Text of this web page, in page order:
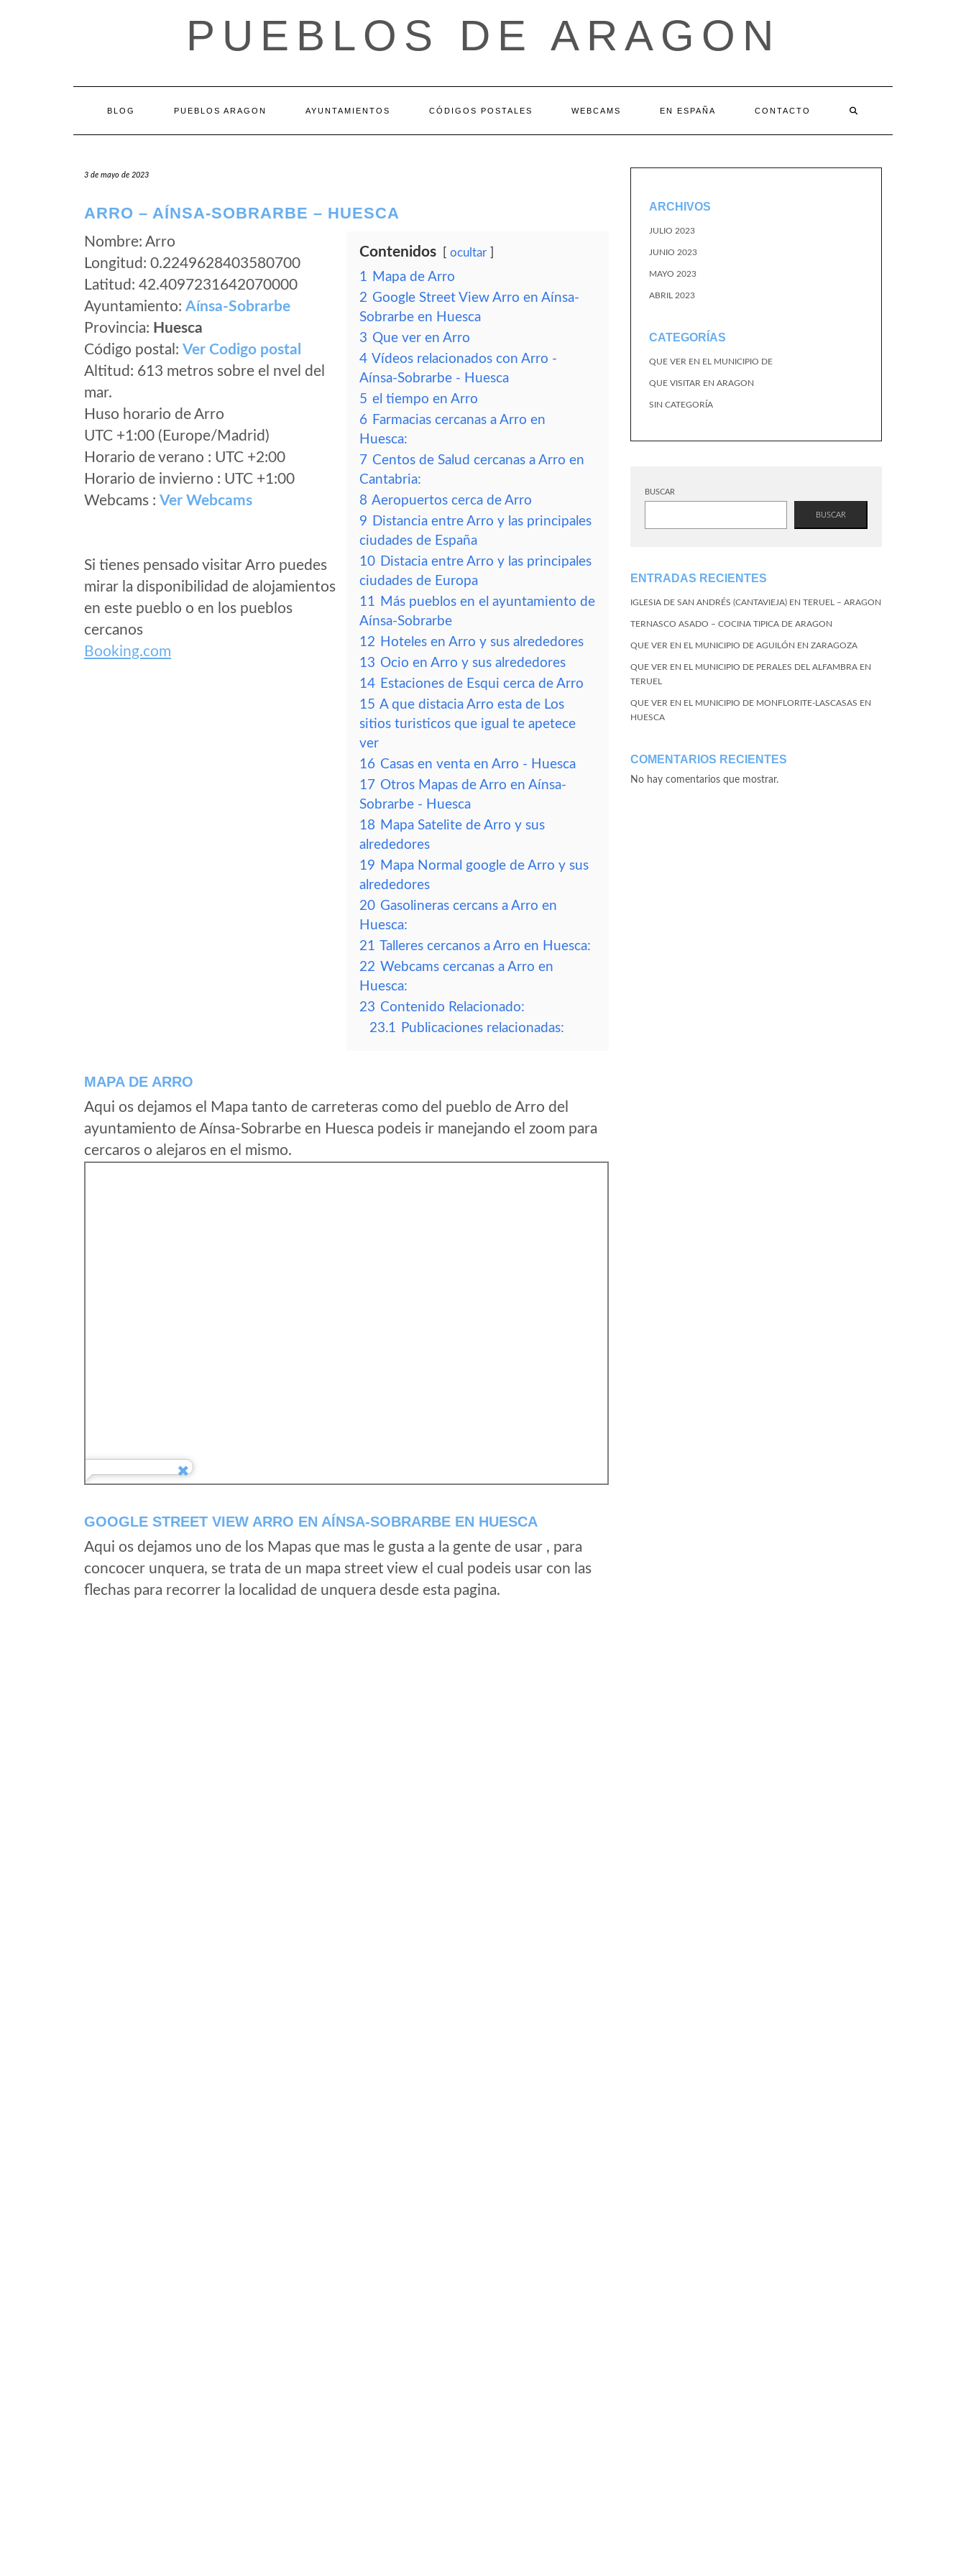
PUEBLOS DE ARAGON
BLOG PUEBLOS ARAGON AYUNTAMIENTOS CÓDIGOS POSTALES WEBCAMS EN ESPAÑA CONTACTO
3 de mayo de 2023
ARRO – AÍNSA-SOBRARBE – HUESCA
Nombre: Arro
Longitud: 0.2249628403580700
Latitud: 42.4097231642070000
Ayuntamiento: Aínsa-Sobrarbe
Provincia: Huesca
Código postal: Ver Codigo postal
Altitud: 613 metros sobre el nvel del
mar.
Huso horario de Arro
UTC +1:00 (Europe/Madrid)
Horario de verano : UTC +2:00
Horario de invierno : UTC +1:00
Webcams : Ver Webcams
Si tienes pensado visitar Arro puedes
mirar la disponibilidad de alojamientos
en este pueblo o en los pueblos
cercanos
Booking.com
Contenidos ocultar
1 Mapa de Arro
2 Google Street View Arro en Aínsa-
Sobrarbe en Huesca
3 Que ver en Arro
4 Vídeos relacionados con Arro -
Aínsa-Sobrarbe - Huesca
5 el tiempo en Arro
6 Farmacias cercanas a Arro en
Huesca:
7 Centos de Salud cercanas a Arro en
Cantabria:
8 Aeropuertos cerca de Arro
9 Distancia entre Arro y las principales
ciudades de España
10 Distacia entre Arro y las principales
ciudades de Europa
11 Más pueblos en el ayuntamiento de
Aínsa-Sobrarbe
12 Hoteles en Arro y sus alrededores
13 Ocio en Arro y sus alrededores
14 Estaciones de Esqui cerca de Arro
15 A que distacia Arro esta de Los
sitios turisticos que igual te apetece
ver
16 Casas en venta en Arro - Huesca
17 Otros Mapas de Arro en Aínsa-
Sobrarbe - Huesca
18 Mapa Satelite de Arro y sus
alrededores
19 Mapa Normal google de Arro y sus
alrededores
20 Gasolineras cercans a Arro en
Huesca:
21 Talleres cercanos a Arro en Huesca:
22 Webcams cercanas a Arro en
Huesca:
23 Contenido Relacionado:
23.1 Publicaciones relacionadas:
MAPA DE ARRO
Aqui os dejamos el Mapa tanto de carreteras como del pueblo de Arro del
ayuntamiento de Aínsa-Sobrarbe en Huesca podeis ir manejando el zoom para
cercaros o alejaros en el mismo.
GOOGLE STREET VIEW ARRO EN AÍNSA-SOBRARBE EN HUESCA
Aqui os dejamos uno de los Mapas que mas le gusta a la gente de usar , para
concocer unquera, se trata de un mapa street view el cual podeis usar con las
flechas para recorrer la localidad de unquera desde esta pagina.
ARCHIVOS
JULIO 2023
JUNIO 2023
MAYO 2023
ABRIL 2023
CATEGORÍAS
QUE VER EN EL MUNICIPIO DE
QUE VISITAR EN ARAGON
SIN CATEGORÍA
BUSCAR
BUSCAR
ENTRADAS RECIENTES
IGLESIA DE SAN ANDRÉS (CANTAVIEJA) EN TERUEL – ARAGON
TERNASCO ASADO – COCINA TIPICA DE ARAGON
QUE VER EN EL MUNICIPIO DE AGUILÓN EN ZARAGOZA
QUE VER EN EL MUNICIPIO DE PERALES DEL ALFAMBRA EN
TERUEL
QUE VER EN EL MUNICIPIO DE MONFLORITE-LASCASAS EN
HUESCA
COMENTARIOS RECIENTES
No hay comentarios que mostrar.